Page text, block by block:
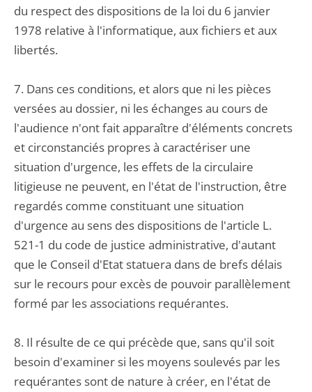
du respect des dispositions de la loi du 6 janvier
1978 relative à l'informatique, aux fichiers et aux
libertés.
7. Dans ces conditions, et alors que ni les pièces
versées au dossier, ni les échanges au cours de
l'audience n'ont fait apparaître d'éléments concrets
et circonstanciés propres à caractériser une
situation d'urgence, les effets de la circulaire
litigieuse ne peuvent, en l'état de l'instruction, être
regardés comme constituant une situation
d'urgence au sens des dispositions de l'article L.
521-1 du code de justice administrative, d'autant
que le Conseil d'Etat statuera dans de brefs délais
sur le recours pour excès de pouvoir parallèlement
formé par les associations requérantes.
8. Il résulte de ce qui précède que, sans qu'il soit
besoin d'examiner si les moyens soulevés par les
requérantes sont de nature à créer, en l'état de